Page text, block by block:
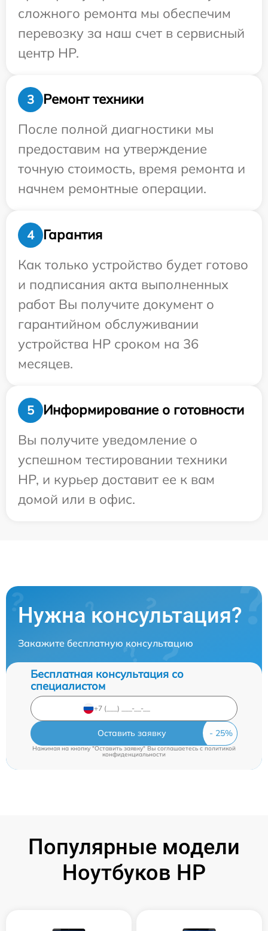
сложного ремонта мы обеспечим
перевозку за наш счет в сервисный
центр HP.
3
Ремонт техники
После полной диагностики мы
предоставим на утверждение
точную стоимость, время ремонта и
начнем ремонтные операции.
4
Гарантия
Как только устройство будет готово
и подписания акта выполненных
работ Вы получите документ о
гарантийном обслуживании
устройства HP сроком на 36
месяцев.
5
Информирование о готовности
Вы получите уведомление о
успешном тестировании техники
HP, и курьер доставит ее к вам
домой или в офис.
Нужна консультация?
Закажите бесплатную консультацию
Бесплатная консультация со
специалистом
Оставить заявку
Нажимая на кнопку "Оставить заявку" Вы соглашаетесь cполитикой
конфиденциальности
Популярные модели
Ноутбуков HP